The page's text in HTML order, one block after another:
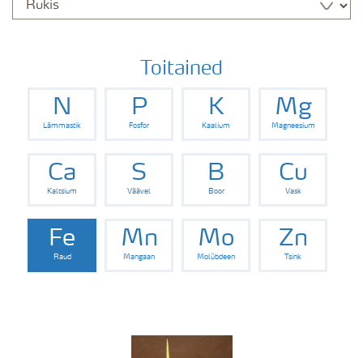
Rukki väetamisprogramm
Toitained
N
Lämmastik
P
Fosfor
K
Kaalium
Mg
Magneesium
Ca
Kaltsium
S
Väävel
B
Boor
Cu
Vask
Fe
Raud
Mn
Mangaan
Mo
Molübdeen
Zn
Tsink